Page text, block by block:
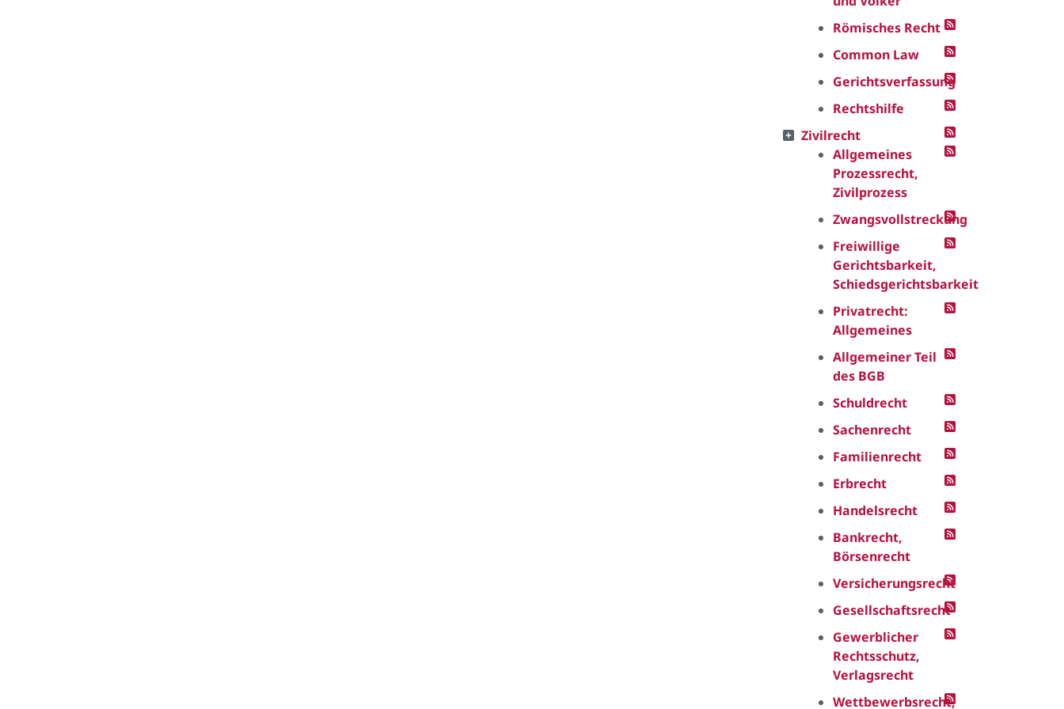
Römisches Recht
Common Law
Gerichtsverfassung
Rechtshilfe
Zivilrecht
Allgemeines
Prozessrecht,
Zivilprozess
Zwangsvollstreckung
Freiwillige
Gerichtsbarkeit,
Schiedsgerichtsbarkeit
Privatrecht:
Allgemeines
Allgemeiner Teil
des BGB
Schuldrecht
Sachenrecht
Familienrecht
Erbrecht
Handelsrecht
Bankrecht,
Börsenrecht
Versicherungsrecht
Gesellschaftsrecht
Gewerblicher
Rechtsschutz,
Verlagsrecht
Wettbewerbsrecht,